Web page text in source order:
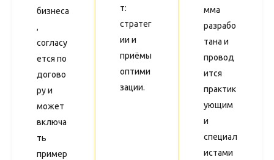
бизнеса
,
согласу
ется по
догово
ру и
может
включа
ть
пример
т:
стратег
ии и
приёмы
оптими
зации.
мма
разрабо
тана и
провод
ится
практик
ующим
и
специал
истами